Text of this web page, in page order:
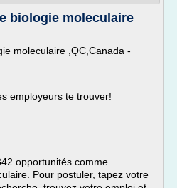
biologie moleculaire
moleculaire ,QC,Canada -
employeurs te trouver!
opportunités comme
Pour postuler, tapez votre